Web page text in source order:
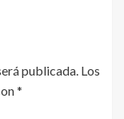
publicada. Los
*